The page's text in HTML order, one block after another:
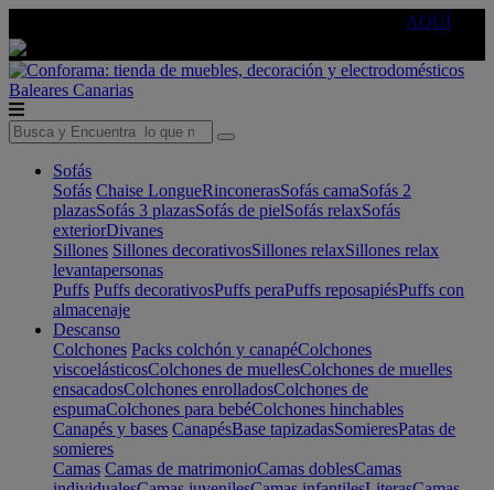
AQUÍ
Baleares Canarias
Sofás
Sofás Chaise LongueRinconerasSofás camaSofás 2
plazasSofás 3 plazasSofás de pielSofás relaxSofás
exteriorDivanes
Sillones Sillones decorativosSillones relaxSillones relax
levantapersonas
Puffs Puffs decorativosPuffs peraPuffs reposapiésPuffs con
almacenaje
Descanso
Colchones Packs colchón y canapéColchones
viscoelásticosColchones de muellesColchones de muelles
ensacadosColchones enrolladosColchones de
espumaColchones para bebéColchones hinchables
Canapés y bases CanapésBase tapizadasSomieresPatas de
somieres
Camas Camas de matrimonioCamas doblesCamas